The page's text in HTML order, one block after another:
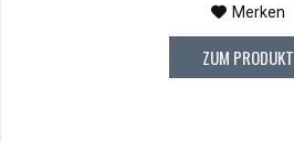
Merken
ZUM PRODUKT